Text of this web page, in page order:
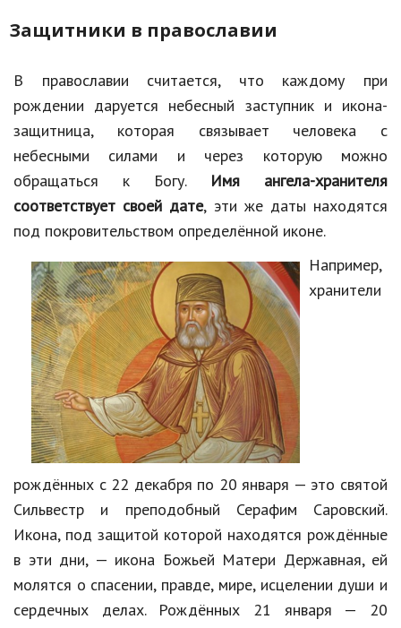
Защитники в православии
В православии считается, что каждому при
рождении даруется небесный заступник и икона-
защитница, которая связывает человека с
небесными силами и через которую можно
обращаться к Богу. Имя ангела-хранителя
соответствует своей дате, эти же даты находятся
под покровительством определённой иконе.
Например,
хранители
рождённых с 22 декабря по 20 января — это святой
Сильвестр и преподобный Серафим Саровский.
Икона, под защитой которой находятся рождённые
в эти дни, — икона Божьей Матери Державная, ей
молятся о спасении, правде, мире, исцелении души и
сердечных делах. Рождённых 21 января — 20